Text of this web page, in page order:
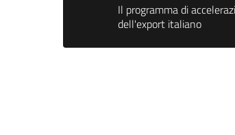
Il programma di
dell'export italiano